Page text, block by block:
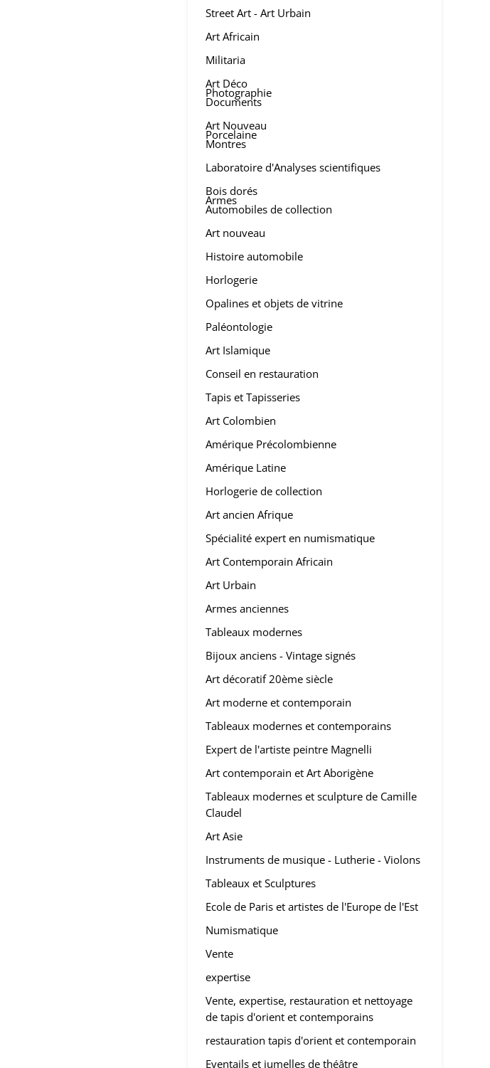
Street Art - Art Urbain
Art Africain
Militaria
Art Déco
Photographie
Documents
Art Nouveau
Porcelaine
Montres
Laboratoire d'Analyses scientifiques
Bois dorés
Armes
Automobiles de collection
Art nouveau
Histoire automobile
Horlogerie
Opalines et objets de vitrine
Paléontologie
Art Islamique
Conseil en restauration
Tapis et Tapisseries
Art Colombien
Amérique Précolombienne
Amérique Latine
Horlogerie de collection
Art ancien Afrique
Spécialité expert en numismatique
Art Contemporain Africain
Art Urbain
Armes anciennes
Tableaux modernes
Bijoux anciens - Vintage signés
Art décoratif 20ème siècle
Art moderne et contemporain
Tableaux modernes et contemporains
Expert de l'artiste peintre Magnelli
Art contemporain et Art Aborigène
Tableaux modernes et sculpture de Camille
Claudel
Art Asie
Instruments de musique - Lutherie - Violons
Tableaux et Sculptures
Ecole de Paris et artistes de l'Europe de l'Est
Numismatique
Vente
expertise
Vente, expertise, restauration et nettoyage
de tapis d'orient et contemporains
restauration tapis d'orient et contemporain
Eventails et jumelles de théâtre